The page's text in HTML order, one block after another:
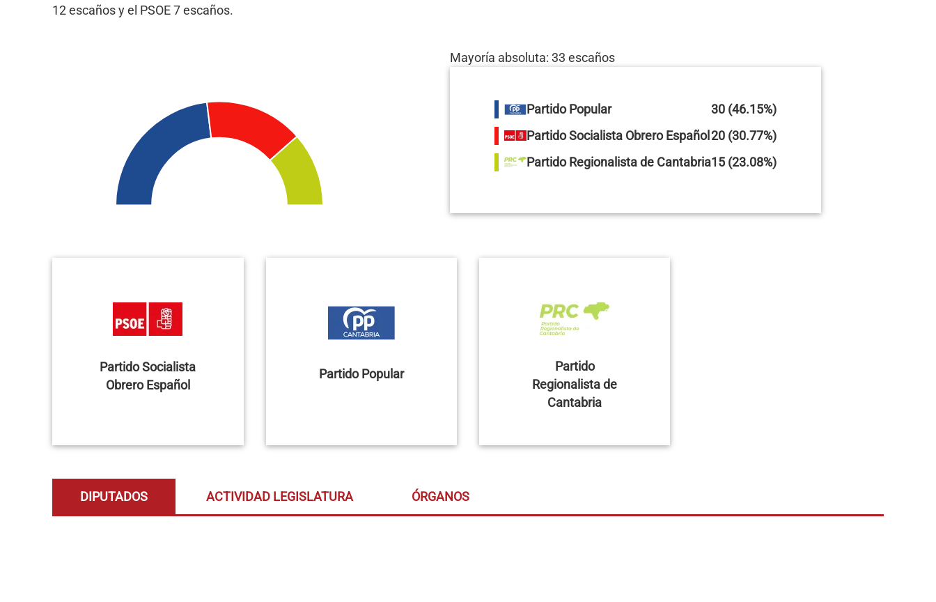
12 escaños y el PSOE 7 escaños.
Mayoría absoluta: 33 escaños
Partido Popular
30 (46.15%)
Partido Socialista Obrero Español 20 (30.77%)
Partido Regionalista de Cantabria15 (23.08%)
Partido Socialista
Obrero Español
Partido Popular
Partido
Regionalista de
Cantabria
DIPUTADOS ACTIVIDAD LEGISLATURA ÓRGANOS